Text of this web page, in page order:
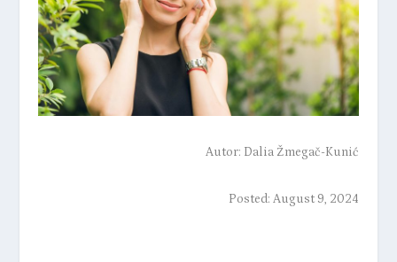
Autor: Dalia Žmegač-Kunić
Posted: August 9, 2024